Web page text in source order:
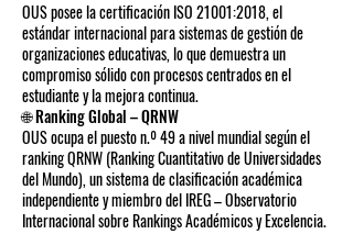
OUS posee la certificación ISO 21001:2018, el
estándar internacional para sistemas de gestión de
organizaciones educativas, lo que demuestra un
compromiso sólido con procesos centrados en el
estudiante y la mejora continua.
🌐 Ranking Global – QRNW
OUS ocupa el puesto n.º 49 a nivel mundial según el
ranking QRNW (Ranking Cuantitativo de Universidades
del Mundo), un sistema de clasificación académica
independiente y miembro del IREG – Observatorio
Internacional sobre Rankings Académicos y Excelencia.